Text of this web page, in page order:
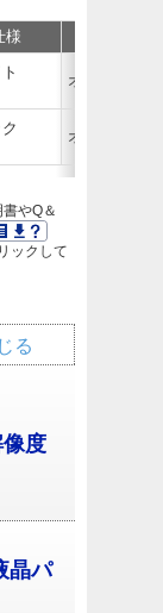
様
ト オープン価
ク オープン価
やQ＆
ックして
る
度
晶パ